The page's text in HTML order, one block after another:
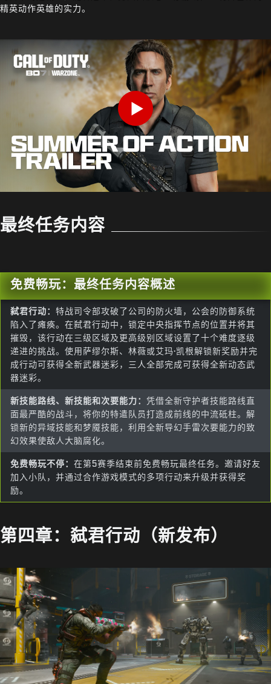
精英动作英雄的实力。
Play
最终任务内容
免费畅玩：最终任务内容概述
弑君行动： 特战司令部攻破了公司的防火墙，公会的防御系统
陷入了瘫痪。在弑君行动中，锁定中央指挥节点的位置并将其
摧毁，该行动在三级区域及更高级别区域设置了十个难度逐级
递进的挑战。使用萨缪尔斯、林薇或艾玛·凯根解锁新奖励并完
成行动可获得全新武器迷彩，三人全部完成可获得全新动态武
器迷彩。
新技能路线、新技能和次要能力： 凭借全新守护者技能路线直
面最严酷的战斗，将你的特遣队员打造成前线的中流砥柱。解
锁新的异域技能和梦魇技能，利用全新导幻手雷次要能力的致
幻效果使敌人大脑腐化。
免费畅玩不停： 在第5赛季结束前免费畅玩最终任务。邀请好友
加入小队，并通过合作游戏模式的多项行动来升级并获得奖
励。
第四章：弑君行动（新发布）